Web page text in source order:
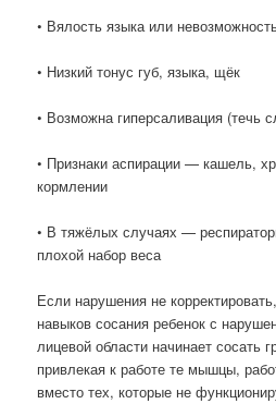
• Вялость языка или
• Низкий тонус губ, языка, щёк
• Возможна гиперсаливация (течь
• Признакиаспирации — кашель,
кормлении
• В тяжёлых случаях —
плохой набор веса
Если нарушения не
навыков сосания ребенок с
лицевой области начинает сосать
привлекая к работе те мышцы,
вместо тех, которые не